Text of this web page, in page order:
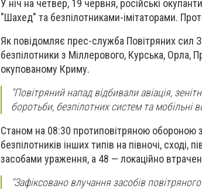
У ніч на четвер, 19 червня, російські
"Шахед" та безпілотниками-імітаторами.
Як повідомляє прес-служба Повітряних сил
безпілотники з Міллерового, Курська, Орла,
окупованому Криму.
"Повітряний напад відбивали авіація,
боротьби, безпілотних систем та мобільні
Станом на 08:30 протиповітряною
безпілотників інших типів на півночі, сході,
засобами ураження, а 48 — локаційно
"Зафіксовано влучання засобів